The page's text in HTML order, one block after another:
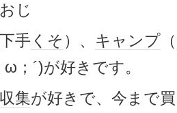
じ
手 くそ ）、 キャンプ （
ω；´)が好きです。
収集が好きで、今まで